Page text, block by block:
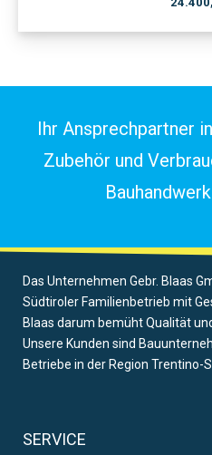
Ihr Ansprechpartner
Zubehör und
Das Unternehmen Gebr. Blaas
Südtiroler Familienbetrieb mit
Blaas darum bemüht Qualität
Unsere Kunden sind
Betriebe in der Region Trentino-
SERVICE